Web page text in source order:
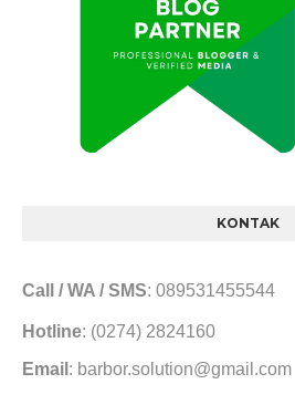
KONTAK
Call / WA / SMS: 089531455544
Hotline: (0274) 2824160
Email : barbor.solution@gmail.com